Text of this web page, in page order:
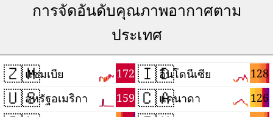
การจัดอันดับคุณภาพอากาศตาม
ประเทศ
🇿🇲 172
แซมเบีย
🇺🇸 159
สหรัฐอเมริกา
🇮🇩 128
อินโดนีเซีย
🇨🇦 126
แคนาดา